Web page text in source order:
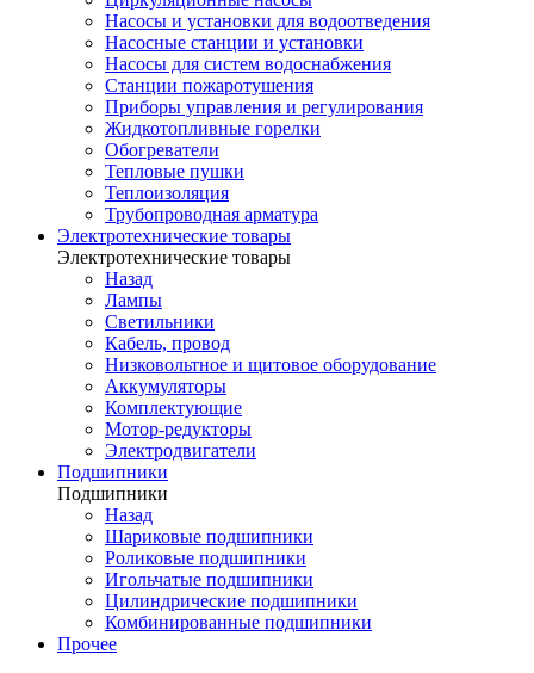
Насосы и установки для водоотведения
Насосные станции и установки
Насосы для систем водоснабжения
Станции пожаротушения
Приборы управления и регулирования
Жидкотопливные горелки
Обогреватели
Тепловые пушки
Теплоизоляция
Трубопроводная арматура
Электротехнические товары
Электротехнические товары
Назад
Лампы
Светильники
Кабель, провод
Низковольтное и щитовое оборудование
Аккумуляторы
Комплектующие
Мотор-редукторы
Электродвигатели
Подшипники
Подшипники
Назад
Шариковые подшипники
Роликовые подшипники
Игольчатые подшипники
Цилиндрические подшипники
Комбинированные подшипники
Прочее